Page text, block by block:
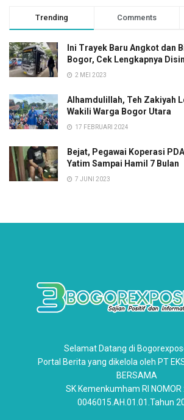
Trending Comments
Ini Trayek Baru Angkot dan
Bogor, Cek Lengkapnya
2 MEI 2023
Alhamdulillah, Teh Zakiyah
Wakili Warga Bogor Utara
17 FEBRUARI 2024
Bejat, Pegawai Koperasi
Yatim Sampai Hamil 7 Bulan
7 JUNI 2023
Selamat Datang di
Portal Berita yang dikelola oleh PT
BERSAMA
SK Kemenkumham RI NOMOR
0046015.AH.01.01.Tahun